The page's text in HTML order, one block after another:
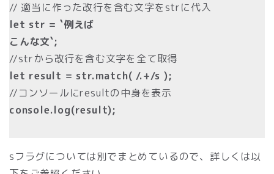
// 適当に作った改行を含む文字をstrに代入
let str = `例えば
こんな文`;
//strから改行を含む文字を全て取得
let result = str.match( /.+/s );
//コンソールにresultの中身を表示
console.log(result);
sフラグについては別でまとめているので、詳しくは以